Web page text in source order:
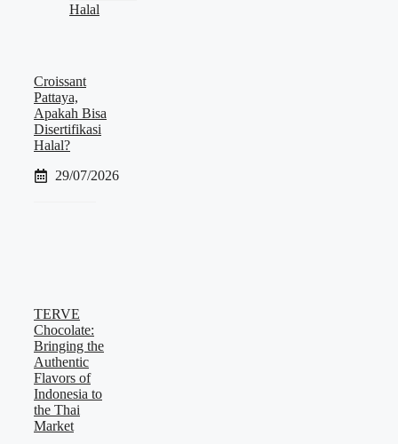
Croissant
Pattaya,
Apakah Bisa
Disertifikasi
Halal?
29/07/2026
TERVE
Chocolate:
Bringing the
Authentic
Flavors of
Indonesia to
the Thai
Market